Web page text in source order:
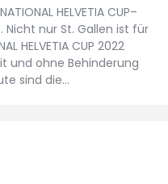
HELVETIA CUP–
Nicht nur St. Gallen ist für
HELVETIA CUP 2022
und ohne Behinderung
sind die…